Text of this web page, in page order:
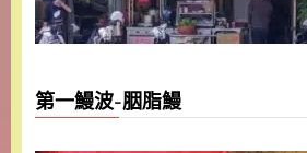
第一鰻波-胭脂鰻